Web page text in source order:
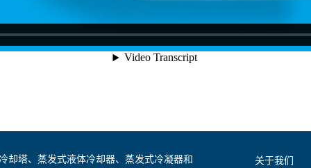
却塔、蒸发式液体冷却器、蒸发式冷凝器和
关于我们